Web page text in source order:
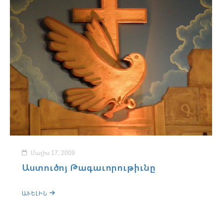
Մայիս 17, 2009
Աստուծոյ Թագաւորութիւնը
ԱՒԵԼԻՆ